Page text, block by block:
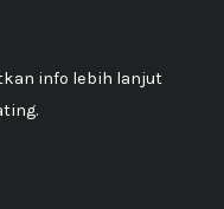
info lebih lanjut